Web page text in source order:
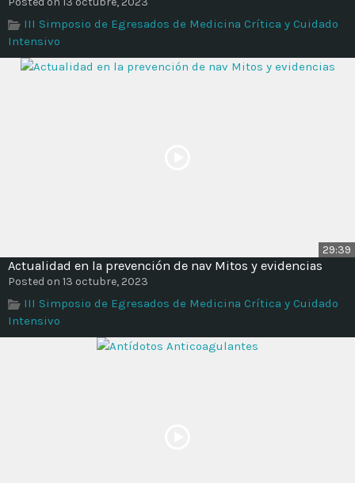
Time
III Simposio de Egresados de Medicina Crítica y Cuidado
Intensivo
29:39
Actualidad en la prevención de nav Mitos y evidencias
Posted on 13 octubre, 2023
III Simposio de Egresados de Medicina Crítica y Cuidado
Intensivo